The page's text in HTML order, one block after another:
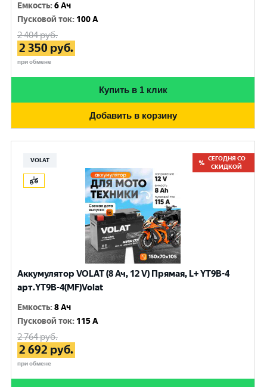
Емкость:6 Ач
Пусковой ток: 100 A
2 404руб.
2 350 руб.
при обмене
Купить в 1 клик
Добавить в корзину
VOLAT
СЕГОДНЯ СО
СКИДКОЙ
Аккумулятор VOLAT (8 Ач, 12 V) Прямая, L+ YT9B-4
арт.YT9B-4(MF)Volat
Емкость:8 Ач
Пусковой ток: 115 A
2 764руб.
2 692 руб.
при обмене